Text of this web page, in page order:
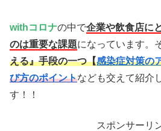
withコロナの中で企業や飲食店に
のは重要な課題になっています。
える』手段の一つ【感染症対策の
び方のポイントなども交えて紹介
す！！
スポンサーリ